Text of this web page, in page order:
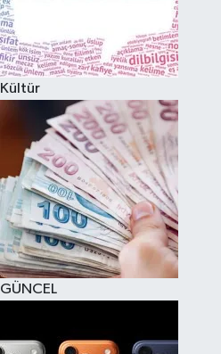
Kültür
GÜNCEL